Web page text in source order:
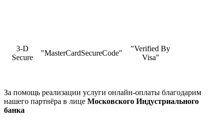
3-D
Secure
"MasterCardSecureCode"
"Verified By
Visa"
За помощь реализации услуги онлайн-оплаты благодарим
нашего партнёра в лице Московского Индустриального
банка